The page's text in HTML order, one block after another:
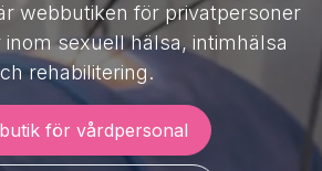
webbutiken för privatpersoner
sexuell hälsa, intimhälsa
rehabilitering.
för vårdpersonal